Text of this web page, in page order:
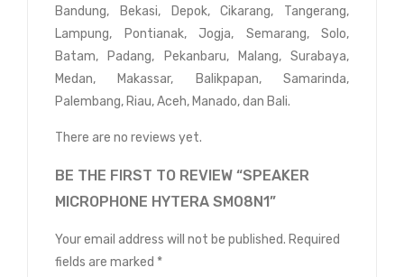
Bandung, Bekasi, Depok, Cikarang, Tangerang,
Lampung, Pontianak, Jogja, Semarang, Solo,
Batam, Padang, Pekanbaru, Malang, Surabaya,
Medan, Makassar, Balikpapan, Samarinda,
Palembang, Riau, Aceh, Manado, dan Bali.
There are no reviews yet.
BE THE FIRST TO REVIEW “SPEAKER
MICROPHONE HYTERA SM08N1”
Your email address will not be published. Required
fields are marked *